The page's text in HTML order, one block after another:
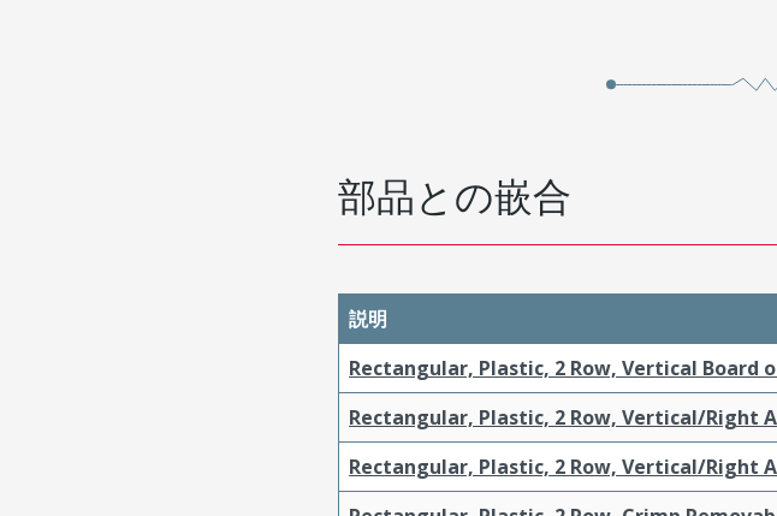
部品との嵌合
説明
Rectangular, Plastic, 2 Row, Vertical Board
Rectangular, Plastic, 2 Row, Vertical/Right
Rectangular, Plastic, 2 Row, Vertical/Right